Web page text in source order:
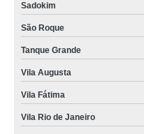
Sadokim
São Roque
Tanque Grande
Vila Augusta
Vila Fátima
Vila Rio de Janeiro